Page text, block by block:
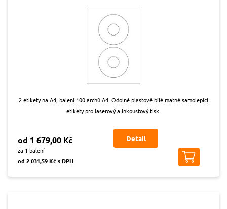
2 etikety na A4, balení 100 archů A4. Odolné plastové bílé matné samolepicí
etikety pro laserový a inkoustový tisk.
od 1 679,00 Kč
za 1 balení
od 2 031,59 Kč s DPH
Detail